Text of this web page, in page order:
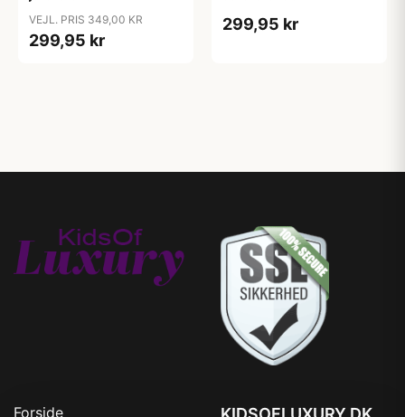
VEJL. PRIS 349,00 KR
299,95 kr
299,95 kr
Forside